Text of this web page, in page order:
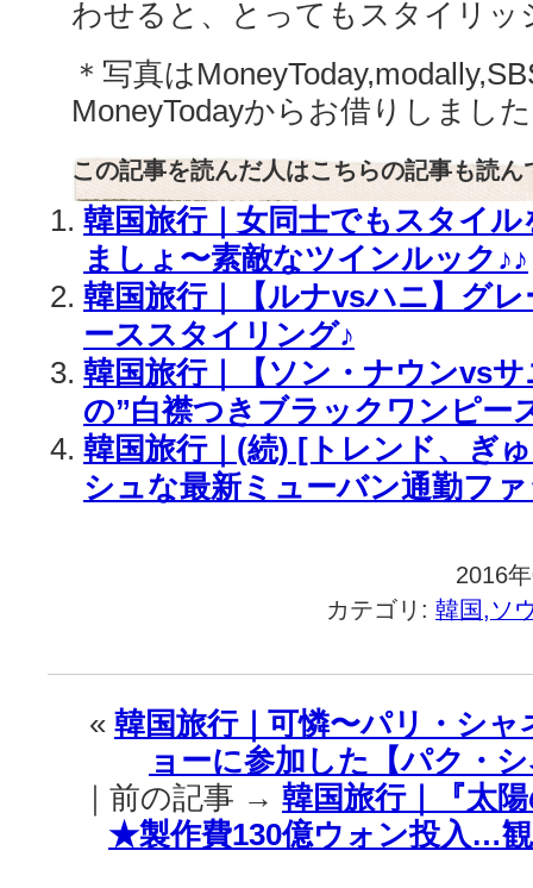
わせると、とってもスタイリッ
＊写真は
MoneyTodayからお借りしまし
この記事を読んだ人はこちらの記事も読ん
韓国旅行｜女同士でもスタイ
ましょ〜素敵なツインルック♪♪
韓国旅行｜【ルナvsハニ】グ
ーススタイリング♪
韓国旅行｜【ソン・ナウンvs
の”白襟つきブラックワンピー
韓国旅行｜(続) [トレンド、ぎ
シュな最新ミューバン通勤フ
2016
カテゴリ: 韓国,ソ
« 韓国旅行｜可憐〜パリ・シ
ョーに参加した【パク・
｜前の記事 → 韓国旅行｜『太
★製作費130億ウォン投入…